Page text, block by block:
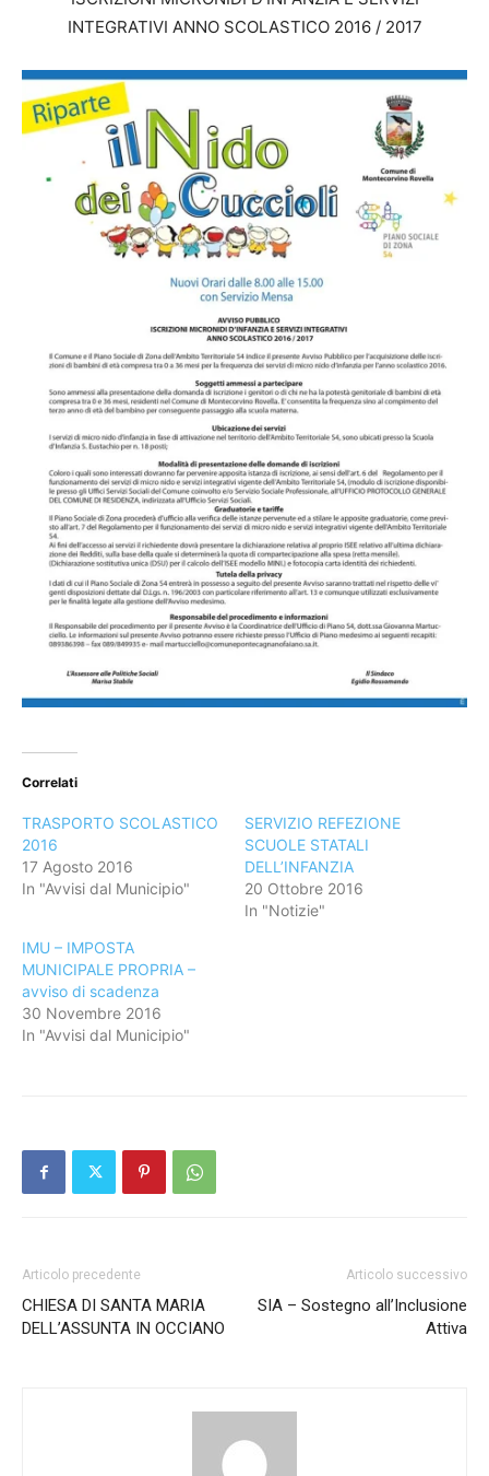
INTEGRATIVI ANNO SCOLASTICO 2016 / 2017
Correlati
TRASPORTO SCOLASTICO
2016
17 Agosto 2016
In "Avvisi dal Municipio"
SERVIZIO REFEZIONE
SCUOLE STATALI
DELL’INFANZIA
20 Ottobre 2016
In "Notizie"
IMU – IMPOSTA
MUNICIPALE PROPRIA –
avviso di scadenza
30 Novembre 2016
In "Avvisi dal Municipio"
Articolo precedente
CHIESA DI SANTA MARIA
DELL’ASSUNTA IN OCCIANO
Articolo successivo
SIA – Sostegno all’Inclusione
Attiva